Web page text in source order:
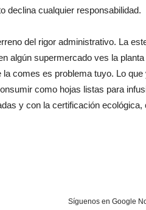
declina cualquier responsabilidad.
del rigor administrativo. La
algún supermercado ves la
la comes es problema tuyo. Lo
como hojas listas para
y con la certificación
Síguenos en Google